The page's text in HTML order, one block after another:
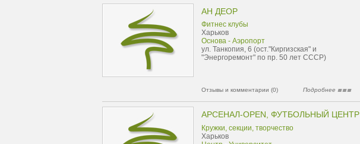
АН ДЕОР
Фитнес клубы
Харьков
Основа - Аэропорт
ул. Танкопия, 6 (ост."Киргизская" и
"Энергоремонт" по пр. 50 лет СССР)
Отзывы и комментарии (0) Подробнее
АРСЕНАЛ-OPEN, ФУТБОЛЬНЫЙ ЦЕНТР
Кружки, секции, творчество
Харьков